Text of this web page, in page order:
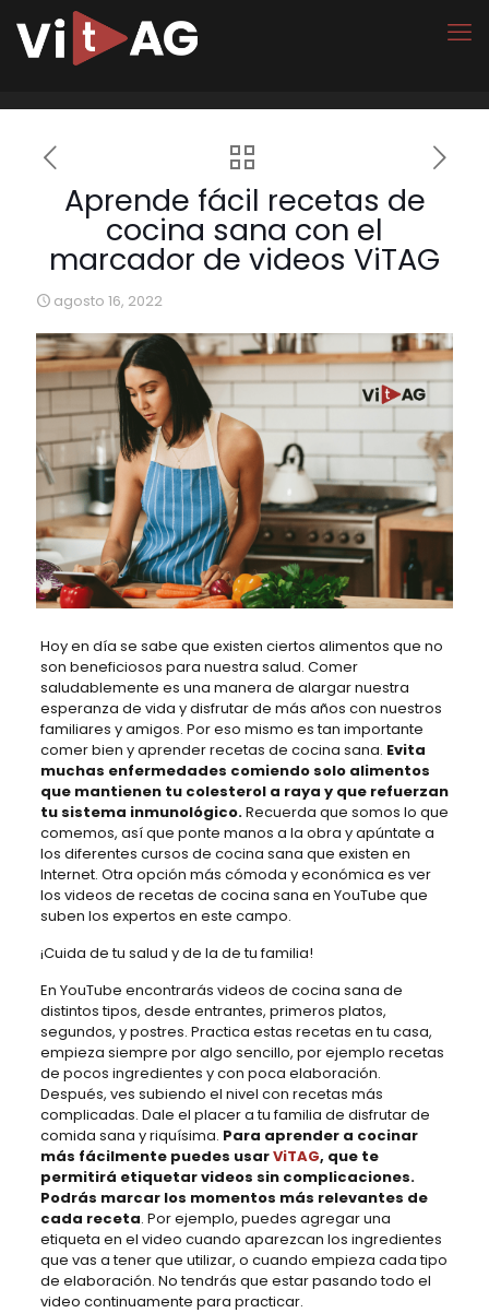
Aprende fácil recetas de
cocina sana con el
marcador de videos ViTAG
agosto 16, 2022
Hoy en día se sabe que existen ciertos alimentos que no
son beneficiosos para nuestra salud. Comer
saludablemente es una manera de alargar nuestra
esperanza de vida y disfrutar de más años con nuestros
familiares y amigos. Por eso mismo es tan importante
comer bien y aprender recetas de cocina sana. Evita
muchas enfermedades comiendo solo alimentos
que mantienen tu colesterol a raya y que refuerzan
tu sistema inmunológico.Recuerda que somos lo que
comemos, así que ponte manos a la obra y apúntate a
los diferentes cursos de cocina sana que existen en
Internet. Otra opción más cómoda y económica es ver
los videos de recetas de cocina sana en YouTube que
suben los expertos en este campo.
¡Cuida de tu salud y de la de tu familia!
En YouTube encontrarás videos de cocina sana de
distintos tipos, desde entrantes, primeros platos,
segundos, y postres. Practica estas recetas en tu casa,
empieza siempre por algo sencillo, por ejemplo recetas
de pocos ingredientes y con poca elaboración.
Después, ves subiendo el nivel con recetas más
complicadas. Dale el placer a tu familia de disfrutar de
comida sana y riquísima. Para aprender a cocinar
más fácilmente puedes usarViTAG, que te
permitirá etiquetar videos sin complicaciones.
Podrás marcar los momentos más relevantes de
cada receta. Por ejemplo, puedes agregar una
etiqueta en el video cuando aparezcan los ingredientes
que vas a tener que utilizar, o cuando empieza cada tipo
de elaboración. No tendrás que estar pasando todo el
video continuamente para practicar.